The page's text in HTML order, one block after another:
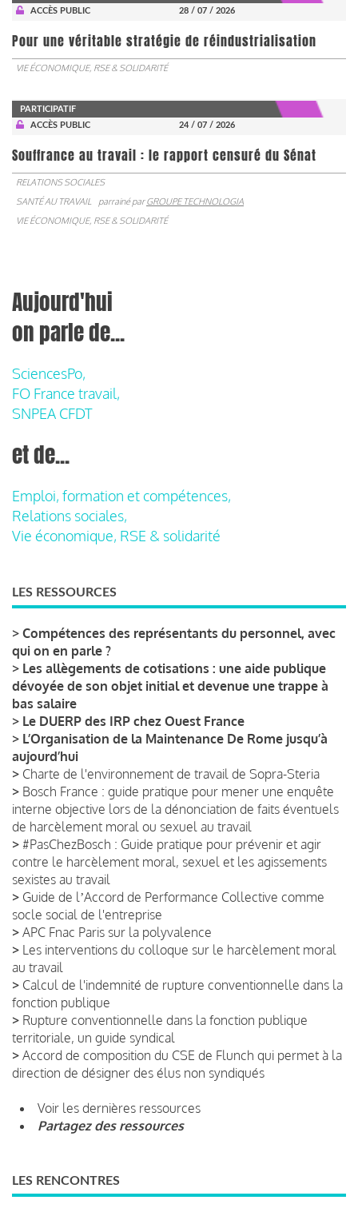
ACCÈS PUBLIC
28 / 07 / 2026
Pour une véritable stratégie de réindustrialisation
VIE ÉCONOMIQUE, RSE & SOLIDARITÉ
PARTICIPATIF
ACCÈS PUBLIC
24 / 07 / 2026
Souffrance au travail : le rapport censuré du Sénat
RELATIONS SOCIALES
SANTÉ AU TRAVAIL
parrainé parGROUPE TECHNOLOGIA
VIE ÉCONOMIQUE, RSE & SOLIDARITÉ
Aujourd'hui
on parle de...
SciencesPo,
FO France travail,
SNPEA CFDT
et de...
Emploi, formation et compétences,
Relations sociales,
Vie économique, RSE & solidarité
LES RESSOURCES
> Compétences des représentants du personnel, avec
qui on en parle ?
> Les allègements de cotisations : une aide publique
dévoyée de son objet initial et devenue une trappe à
bas salaire
> Le DUERP des IRP chez Ouest France
> L’Organisation de la Maintenance De Rome jusqu’à
aujourd’hui
> Charte de l'environnement de travail de Sopra-Steria
> Bosch France : guide pratique pour mener une enquête
interne objective lors de la dénonciation de faits éventuels
de harcèlement moral ou sexuel au travail
> #PasChezBosch : Guide pratique pour prévenir et agir
contre le harcèlement moral, sexuel et les agissements
sexistes au travail
> Guide de lʼAccord de Performance Collective comme
socle social de l'entreprise
> APC Fnac Paris sur la polyvalence
> Les interventions du colloque sur le harcèlement moral
au travail
> Calcul de l'indemnité de rupture conventionnelle dans la
fonction publique
> Rupture conventionnelle dans la fonction publique
territoriale, un guide syndical
> Accord de composition du CSE de Flunch qui permet à la
direction de désigner des élus non syndiqués
Voir les dernières ressources
Partagez des ressources
LES RENCONTRES